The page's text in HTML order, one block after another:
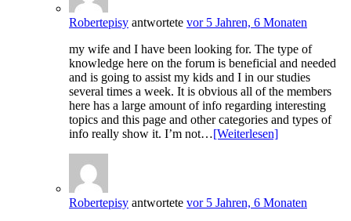
Robertepisy antwortete vor 5 Jahren, 6 Monaten
my wife and I have been looking for. The type of
knowledge here on the forum is beneficial and needed
and is going to assist my kids and I in our studies
several times a week. It is obvious all of the members
here has a large amount of info regarding interesting
topics and this page and other categories and types of
info really show it. I’m not…[Weiterlesen]
Robertepisy antwortete vor 5 Jahren, 6 Monaten